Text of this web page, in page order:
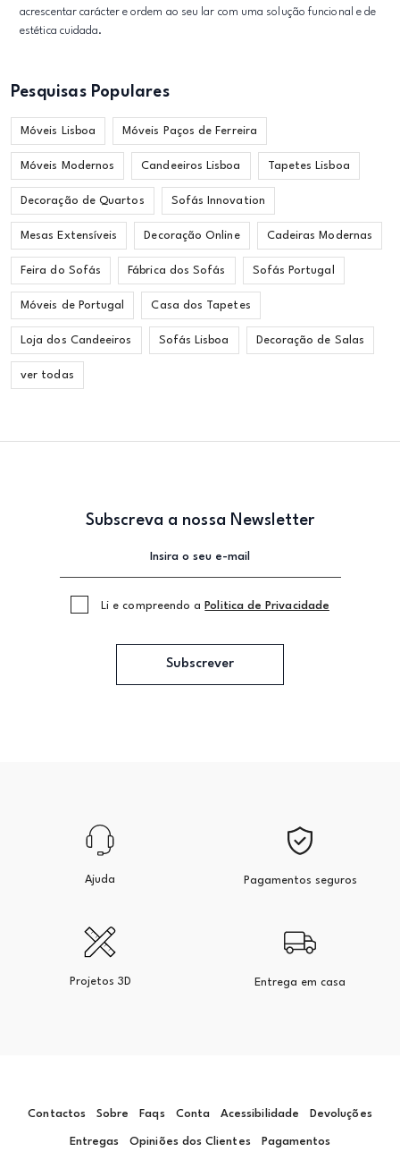
acrescentar carácter e ordem ao seu lar com uma solução funcional e de
estética cuidada.
Pesquisas Populares
Móveis Lisboa Móveis Paços de Ferreira
Móveis Modernos Candeeiros Lisboa Tapetes Lisboa
Decoração de Quartos Sofás Innovation
Mesas Extensíveis Decoração Online Cadeiras Modernas
Feira do Sofás Fábrica dos Sofás Sofás Portugal
Móveis de Portugal Casa dos Tapetes
Loja dos Candeeiros Sofás Lisboa Decoração de Salas
ver todas
Subscreva a nossa Newsletter
Li e compreendo a Politica de Privacidade
Subscrever
Ajuda Pagamentos seguros
Projetos 3D Entrega em casa
Contactos Sobre Faqs Conta Acessibilidade Devoluções
Entregas Opiniões dos Clientes Pagamentos